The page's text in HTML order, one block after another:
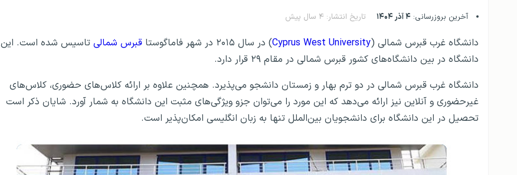
آخرین بروزرسانی: ۴ آذر ۱۴۰۴ تاریخ انتشار: ۴ سال پیش
دانشگاه غرب قبرس شمالی (Cyprus West University) در سال ۲۰۱۵ در شهر فاماگوستا قبرس شمالی تاسیس شده است. این
دانشگاه در بین دانشگاه‌های کشور قبرس شمالی در مقام ۲۹ قرار دارد.
دانشگاه غرب قبرس شمالی در دو ترم بهار و زمستان دانشجو می‌پذیرد. همچنین علاوه بر ارائه کلاس‌های حضوری، کلاس‌های
غیرحضوری و آنلاین نیز ارائه می‌دهد که این مورد را می‌توان جزو ویژگی‌های مثبت این دانشگاه به شمار آورد. شایان ذکر است
تحصیل در این دانشگاه برای دانشجویان بین‌الملل تنها به زبان انگلیسی امکان‌پذیر است.